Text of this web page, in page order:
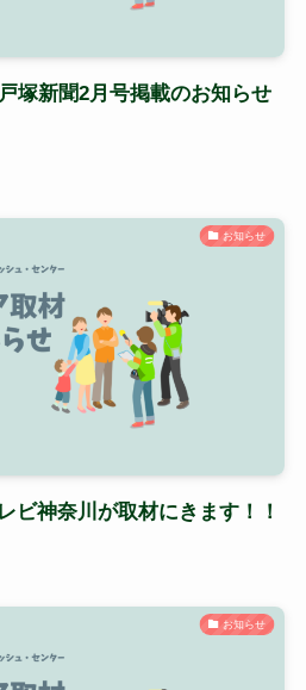
塚新聞2月号掲載のお知らせ
お知らせ
ビ神奈川が取材にきます！！
お知らせ